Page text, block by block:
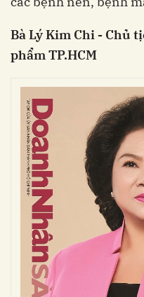
Bà Lý Kim Chi - Chủ
phẩm TP.HCM